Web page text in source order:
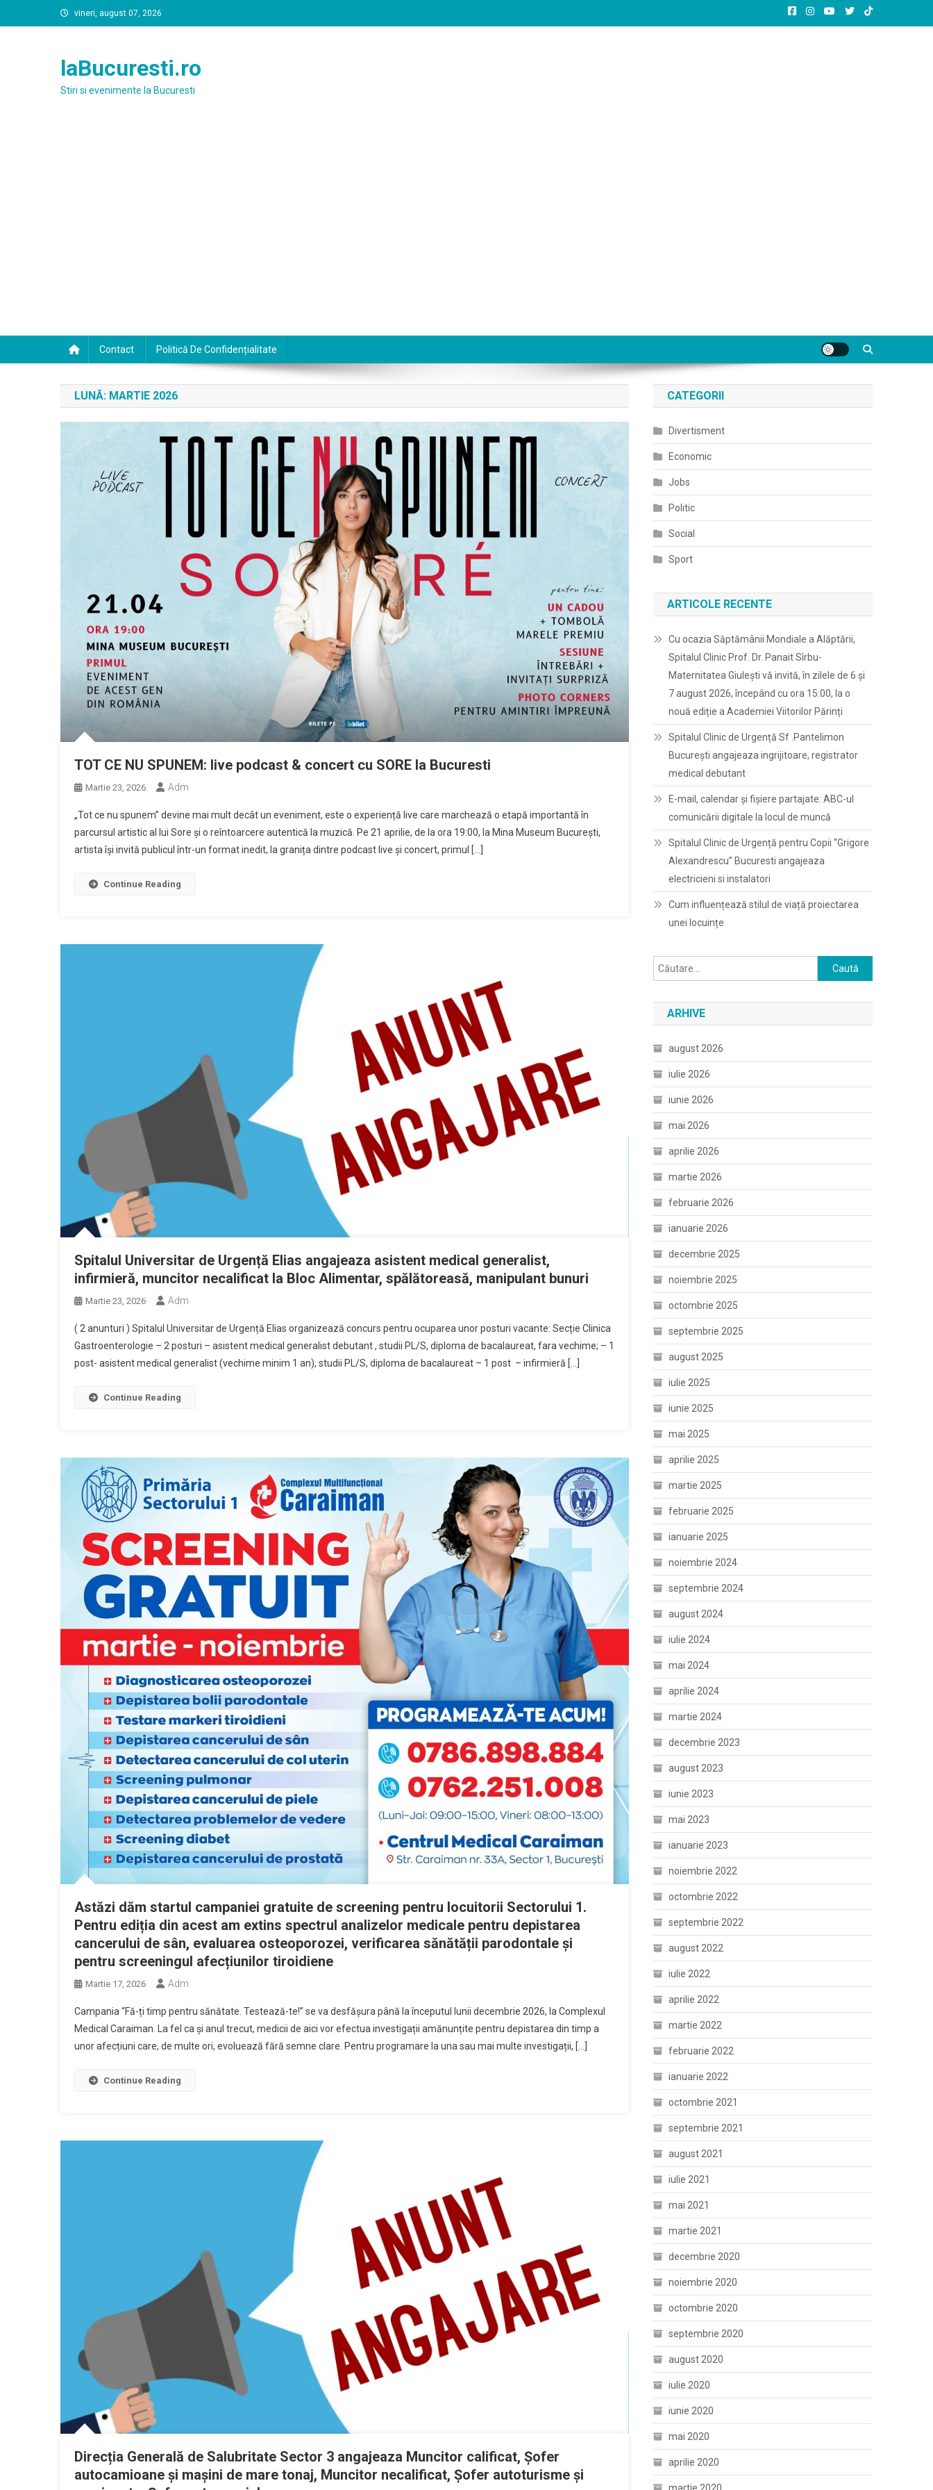
to
vineri, august 07, 2026
laBucuresti.ro
Stiri si evenimente la Bucuresti
Contact Politică De Confidențialitate
LUNĂ: MARTIE 2026
TOT CE NU SPUNEM: live podcast & concert cu SORE la Bucuresti
Martie 23, 2026 Adm
„Tot ce nu spunem” devine mai mult decât un eveniment, este o experiență live care marchează o etapă importantă în
parcursul artistic al lui Sore și o reîntoarcere autentică la muzică. Pe 21 aprilie, de la ora 19:00, la Mina Museum București,
artista își invită publicul într-un format inedit, la granița dintre podcast live și concert, primul […]
Continue Reading
Spitalul Universitar de Urgență Elias angajeaza asistent medical generalist,
infirmieră, muncitor necalificat la Bloc Alimentar, spălătoreasă, manipulant bunuri
Martie 23, 2026 Adm
( 2 anunturi ) Spitalul Universitar de Urgență Elias organizează concurs pentru ocuparea unor posturi vacante: Secție Clinica
Gastroenterologie – 2 posturi – asistent medical generalist debutant , studii PL/S, diploma de bacalaureat, fara vechime; – 1
post- asistent medical generalist (vechime minim 1 an), studii PL/S, diploma de bacalaureat – 1 post – infirmieră […]
Continue Reading
Astăzi dăm startul campaniei gratuite de screening pentru locuitorii Sectorului 1.
Pentru ediția din acest am extins spectrul analizelor medicale pentru depistarea
cancerului de sân, evaluarea osteoporozei, verificarea sănătății parodontale și
pentru screeningul afecțiunilor tiroidiene
Martie 17, 2026 Adm
Campania “Fă-ți timp pentru sănătate. Testează-te!” se va desfășura până la începutul lunii decembrie 2026, la Complexul
Medical Caraiman. La fel ca și anul trecut, medicii de aici vor efectua investigații amănunțite pentru depistarea din timp a
unor afecțiuni care, de multe ori, evoluează fără semne clare. Pentru programare la una sau mai multe investigații, […]
Continue Reading
Direcția Generală de Salubritate Sector 3 angajeaza Muncitor calificat, Șofer
autocamioane și mașini de mare tonaj, Muncitor necalificat, Șofer autoturisme și
CATEGORII
Divertisment
Economic
Jobs
Politic
Social
Sport
ARTICOLE RECENTE
Cu ocazia Săptămânii Mondiale a Alăptării,
Spitalul Clinic Prof. Dr. Panait Sîrbu-
Maternitatea Giulești vă invită, în zilele de 6 și
7 august 2026, începând cu ora 15:00, la o
nouă ediție a Academiei Viitorilor Părinți
Spitalul Clinic de Urgență Sf .Pantelimon
București angajeaza ingrijitoare, registrator
medical debutant
E-mail, calendar şi fişiere partajate: ABC-ul
comunicării digitale la locul de muncă
Spitalul Clinic de Urgență pentru Copii “Grigore
Alexandrescu” Bucuresti angajeaza
electricieni si instalatori
Cum influențează stilul de viață proiectarea
unei locuințe
Caută
după:
ARHIVE
august 2026
iulie 2026
iunie 2026
mai 2026
aprilie 2026
martie 2026
februarie 2026
ianuarie 2026
decembrie 2025
noiembrie 2025
octombrie 2025
septembrie 2025
august 2025
iulie 2025
iunie 2025
mai 2025
aprilie 2025
martie 2025
februarie 2025
ianuarie 2025
noiembrie 2024
septembrie 2024
august 2024
iulie 2024
mai 2024
aprilie 2024
martie 2024
decembrie 2023
august 2023
iunie 2023
mai 2023
ianuarie 2023
noiembrie 2022
octombrie 2022
septembrie 2022
august 2022
iulie 2022
aprilie 2022
martie 2022
februarie 2022
ianuarie 2022
octombrie 2021
septembrie 2021
august 2021
iulie 2021
mai 2021
martie 2021
decembrie 2020
noiembrie 2020
octombrie 2020
septembrie 2020
august 2020
iulie 2020
iunie 2020
mai 2020
aprilie 2020